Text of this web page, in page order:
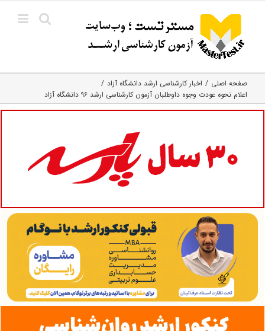
content
صفحه اصلی
اخبار کارشناسی ارشد دانشگاه آزاد
اعلام نحوه عودت وجوه داوطلبان آزمون کارشناسی ارشد ۹۶ دانشگاه آزاد